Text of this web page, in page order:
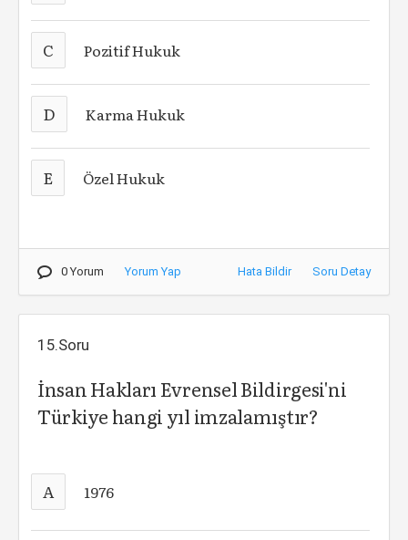
C Pozitif Hukuk
D Karma Hukuk
E Özel Hukuk
0 Yorum Yorum Yap Hata Bildir Soru Detay
15.Soru
İnsan Hakları Evrensel Bildirgesi'ni
Türkiye hangi yıl imzalamıştır?
A 1976